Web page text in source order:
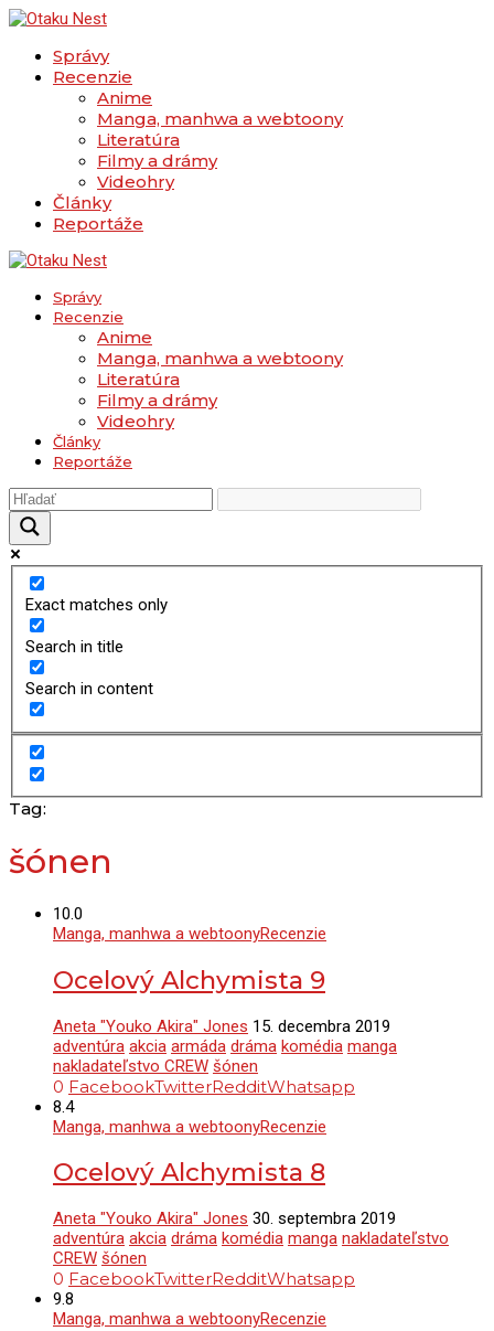
Správy
Recenzie
Anime
Manga, manhwa a webtoony
Literatúra
Filmy a drámy
Videohry
Články
Reportáže
Správy
Recenzie
Anime
Manga, manhwa a webtoony
Literatúra
Filmy a drámy
Videohry
Články
Reportáže
Exact matches only
Search in title
Search in content
Tag:
šónen
10.0
Manga, manhwa a webtoonyRecenzie
Ocelový Alchymista 9
Aneta "Youko Akira" Jones 15. decembra 2019
adventúra akcia armáda dráma komédia manga
nakladateľstvo CREW šónen
0 FacebookTwitterRedditWhatsapp
8.4
Manga, manhwa a webtoonyRecenzie
Ocelový Alchymista 8
Aneta "Youko Akira" Jones 30. septembra 2019
adventúra akcia dráma komédia manga nakladateľstvo
CREW šónen
0 FacebookTwitterRedditWhatsapp
9.8
Manga, manhwa a webtoonyRecenzie